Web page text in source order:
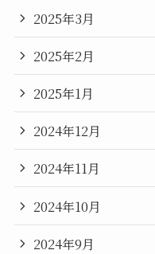
2025年3月
2025年2月
2025年1月
2024年12月
2024年11月
2024年10月
2024年9月